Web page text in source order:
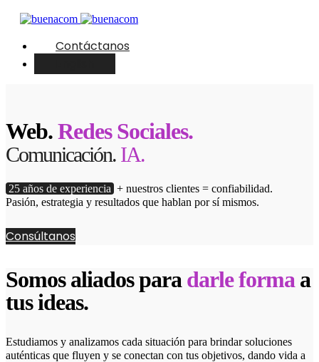
Contáctanos
Web.Redes Sociales.
Comunicación. IA.
25 años de experiencia + nuestros clientes = confiabilidad.
Pasión, estrategia y resultados que hablan por sí mismos.
Consúltanos
Somos aliados para darle forma a
tus ideas.
Estudiamos y analizamos cada situación para brindar soluciones
auténticas que fluyen y se conectan con tus objetivos, dando vida a